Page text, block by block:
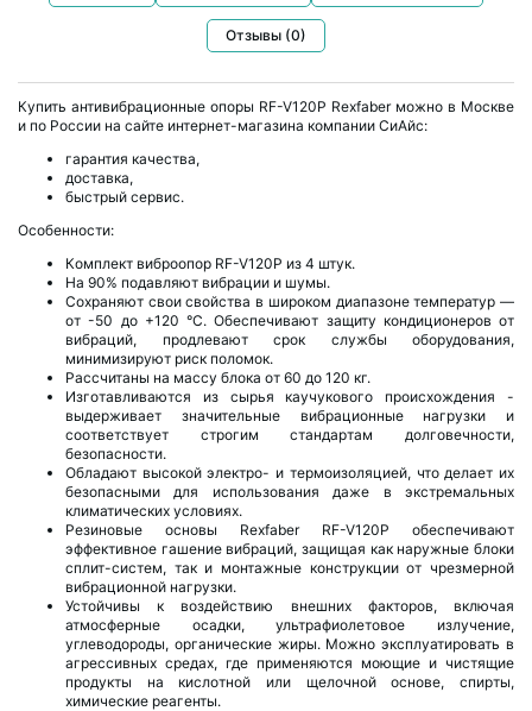
Отзывы (0)
Купить антивибрационные опоры RF-V120P Rexfaber можно в Москве
и по России на сайте интернет-магазина компании СиАйс:
гарантия качества,
доставка,
быстрый сервис.
Особенности:
Комплект виброопор RF-V120P из 4 штук.
На 90% подавляют вибрации и шумы.
Сохраняют свои свойства в широком диапазоне температур —
от -50 до +120 °C. Обеспечивают защиту кондиционеров от
вибраций, продлевают срок службы оборудования,
минимизируют риск поломок.
Рассчитаны на массу блока от 60 до 120 кг.
Изготавливаются из сырья каучукового происхождения -
выдерживает значительные вибрационные нагрузки и
соответствует строгим стандартам долговечности,
безопасности.
Обладают высокой электро- и термоизоляцией, что делает их
безопасными для использования даже в экстремальных
климатических условиях.
Резиновые основы Rexfaber RF-V120P обеспечивают
эффективное гашение вибраций, защищая как наружные блоки
сплит-систем, так и монтажные конструкции от чрезмерной
вибрационной нагрузки.
Устойчивы к воздействию внешних факторов, включая
атмосферные осадки, ультрафиолетовое излучение,
углеводороды, органические жиры. Можно эксплуатировать в
агрессивных средах, где применяются моющие и чистящие
продукты на кислотной или щелочной основе, спирты,
химические реагенты.